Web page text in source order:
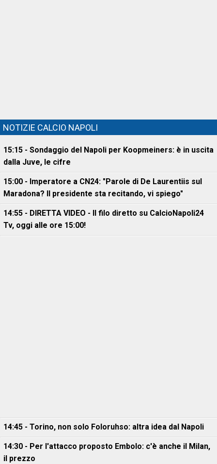
NOTIZIE CALCIO NAPOLI
15:15 - Sondaggio del Napoli per Koopmeiners: è in uscita
dalla Juve, le cifre
15:00 - Imperatore a CN24: "Parole di De Laurentiis sul
Maradona? Il presidente sta recitando, vi spiego"
14:55 - DIRETTA VIDEO - Il filo diretto su CalcioNapoli24
Tv, oggi alle ore 15:00!
14:45 - Torino, non solo Foloruhso: altra idea dal Napoli
14:30 - Per l'attacco proposto Embolo: c'è anche il Milan,
il prezzo